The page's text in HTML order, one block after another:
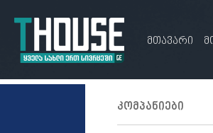
მთავარი
კომპანიები